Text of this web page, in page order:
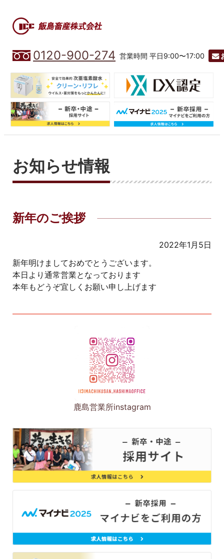
0120-900-274 営業時間 平日9:00〜17:00
お知らせ情報
新年のご挨拶
2022年1月5日
新年明けましておめでとうございます。
本日より通常営業となっております
本年もどうぞ宜しくお願い申し上げます
鹿島営業所instagram